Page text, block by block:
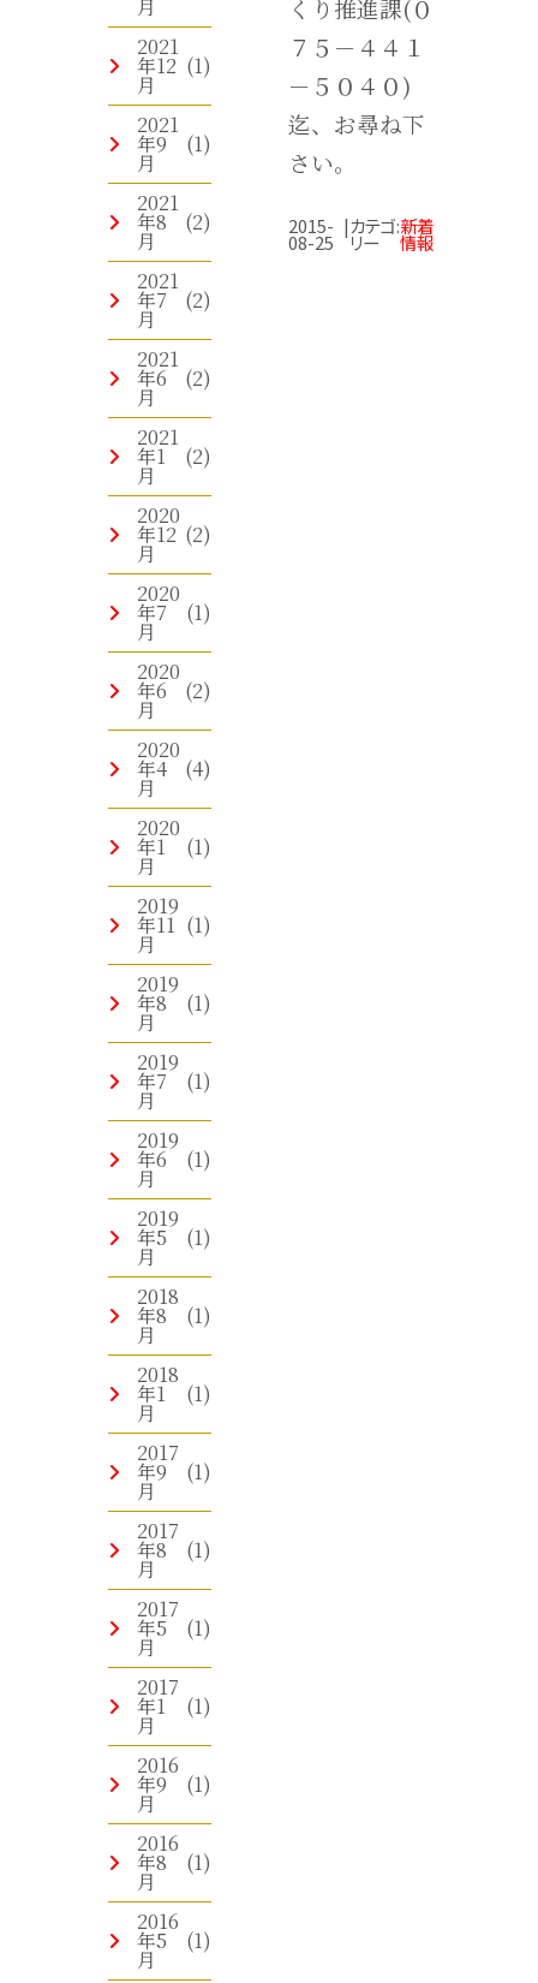
月
2021
年12
月
(1)
2021
年9
月
(1)
2021
年8
月
(2)
2021
年7
月
(2)
2021
年6
月
(2)
2021
年1
月
(2)
2020
年12
月
(2)
2020
年7
月
(1)
2020
年6
月
(2)
2020
年4
月
(4)
2020
年1
月
(1)
2019
年11
月
(1)
2019
年8
月
(1)
2019
年7
月
(1)
2019
年6
月
(1)
2019
年5
月
(1)
2018
年8
月
(1)
2018
年1
月
(1)
2017
年9
月
(1)
2017
年8
月
(1)
2017
年5
月
(1)
2017
年1
月
(1)
2016
年9
月
(1)
2016
年8
月
(1)
2016
年5
月
(1)
くり推進課(０
７５－４４１
－５０４０)
迄、お尋ね下
さい。
2015-
08-25
|カテゴ
リー
:新着
情報